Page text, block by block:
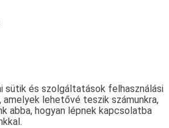
sütik és szolgáltatások felhasználási
lehetővé teszik számunkra,
abba, hogyan lépnek kapcsolatba